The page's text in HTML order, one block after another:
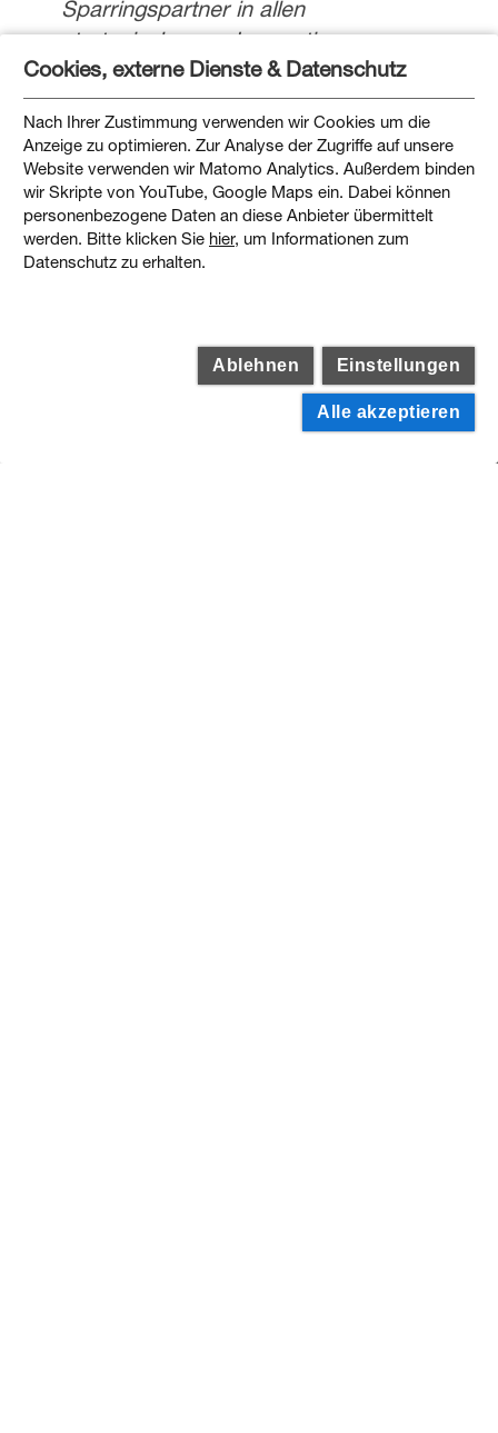
Sparringspartner in allen
Aufgaben der Kommunikation. Sie
überzeugen mit einer klaren und
einfachen Übersetzung in die
Werbung. Grund genug sich auf noch
viele gemeinsame Projekte mit
unseren Augsburgern zu freuen.«
Energieversorgern in Bayern und versorgt seit
über 100 Jahren das Allgäu mit Strom und
Cookies, externe Dienste & Datenschutz
Nach Ihrer Zustimmung verwenden wir Cookies um die
Anzeige zu optimieren. Zur Analyse der Zugriffe auf unsere
Website verwenden wir Matomo Analytics. Außerdem binden
wir Skripte von YouTube, Google Maps ein. Dabei können
personenbezogene Daten an diese Anbieter übermittelt
werden. Bitte klicken Sie hier, um Informationen zum
Datenschutz zu erhalten.
Ablehnen Einstellungen
Alle akzeptieren